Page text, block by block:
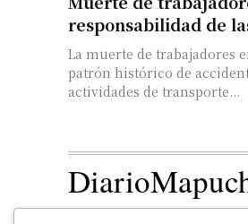
responsabilidad de
La muerte de trabajadores
patrón histórico de
actividades de transporte...